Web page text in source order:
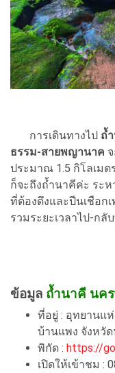
การเดินทางไป ถ้
ธรรม-สายพญานาค
ประมาณ 1.5 กิโลเมต
ก็จะถึงถ้ำนาคีค่ะ ระ
ที่ต้องดึงและปีนเชือก
รวมระยะเวลาไป-ก
ข้อมูล ถ้ำนาคี นค
ที่อยู่ : อุทยานแ
บ้านแพง จังหวั
พิกัด : https://
เปิดให้เข้าชม :